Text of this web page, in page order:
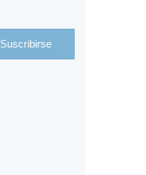
Suscribirse